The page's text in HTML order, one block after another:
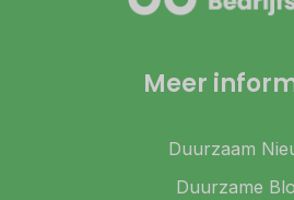
Meer
Duurzaam
Duurzame